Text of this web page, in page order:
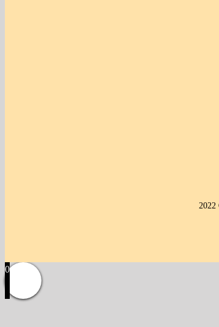
2022
0